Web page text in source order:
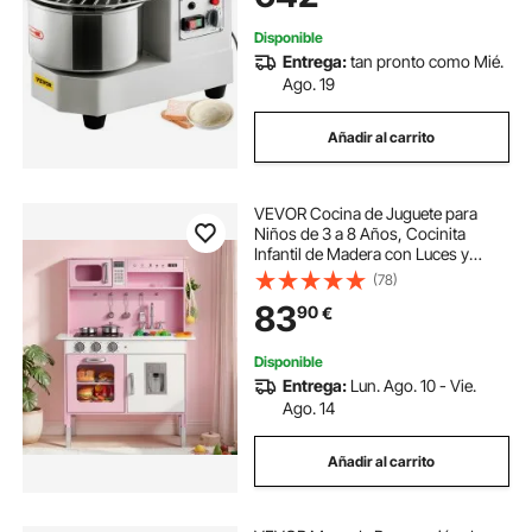
Panadería, Pizzería
Disponible
Entrega:tan pronto como Mié.
Ago. 19
Añadir al carrito
VEVOR Cocina de Juguete para
Niños de 3 a 8 Años, Cocinita
Infantil de Madera con Luces y
Sonidos, Zonas Interactivas,
Fregadero, Microondas,
Accesorios, Juego de Cocina con
Almacenamiento, Color Rosa
(78)
8390€
Disponible
Entrega: Lun. Ago. 10 - Vie.
Ago. 14
Añadir al carrito